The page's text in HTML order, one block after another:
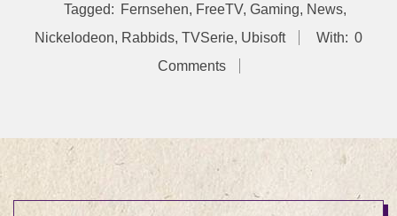
Tagged: Fernsehen, FreeTV, Gaming, News,
Nickelodeon, Rabbids, TVSerie, Ubisoft With: 0
Comments